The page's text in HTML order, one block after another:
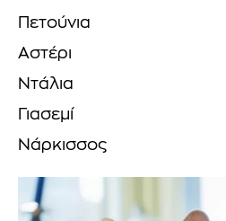
Πετούνια
Αστέρι
Ντάλια
Γιασεμί
Νάρκισσος